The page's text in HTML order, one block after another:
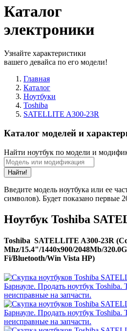
Каталог
электроники
Узнайте характеристики
вашего девайса по его модели!
Главная
Каталог
Ноутбуки
Toshiba
SATELLITE A300-23R
Каталог моделей и
Найти ноутбук по модели и
Найти!
Введите модель ноутбука или ее
символов). Будет показано первые
Ноутбук Toshiba
Toshiba SATELLITE A300-23R
Mhz/15.4"/1440x900/2048Mb/
Fi/Bluetooth/Win Vista HP)